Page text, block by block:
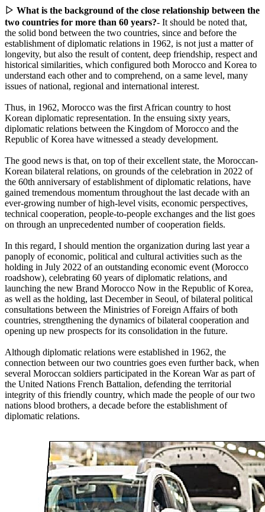
▷ What is the background of the close relationship between the
two countries for more than 60 years?- It should be noted that,
the solid bond between the two countries, since and before the
establishment of diplomatic relations in 1962, is not just a matter of
longevity, but also the result of content, deep friendship, respect and
historical similarities, which configured both Morocco and Korea to
understand each other and to comprehend, on a same level, many
issues of national, regional and international interest.
Thus, in 1962, Morocco was the first African country to host
Korean diplomatic representation. In the ensuing sixty years,
diplomatic relations between the Kingdom of Morocco and the
Republic of Korea have witnessed a steady development.
The good news is that, on top of their excellent state, the Moroccan-
Korean bilateral relations, on grounds of the celebration in 2022 of
the 60th anniversary of establishment of diplomatic relations, have
gained tremendous momentum throughout the last decade with an
ever-growing number of high-level visits, economic perspectives,
technical cooperation, people-to-people exchanges and the list goes
on through an unprecedented number of cooperation fields.
In this regard, I should mention the organization during last year a
panoply of economic, political and cultural activities such as the
holding in July 2022 of an outstanding economic event (Morocco
roadshow), celebrating 60 years of diplomatic relations, and
launching the new Brand Morocco Now in the Republic of Korea,
as well as the holding, last December in Seoul, of bilateral political
consultations between the Ministries of Foreign Affairs of both
countries, strengthening the dynamics of bilateral cooperation and
opening up new prospects for its consolidation in the future.
Although diplomatic relations were established in 1962, the
connection between our two countries goes even further back, when
several Moroccan soldiers participated in the Korean War as part of
the United Nations French Battalion, defending the territorial
integrity of this friendly country, which made the people of our two
nations blood brothers, a decade before the establishment of
diplomatic relations.